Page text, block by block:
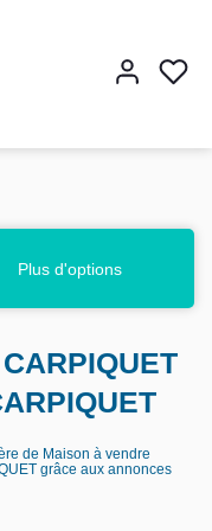
Plus d'options
de Maison à vendre
grâce aux annonces